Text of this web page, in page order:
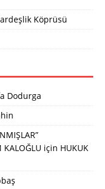
Köprüsü
Dodurga
için HUKUK